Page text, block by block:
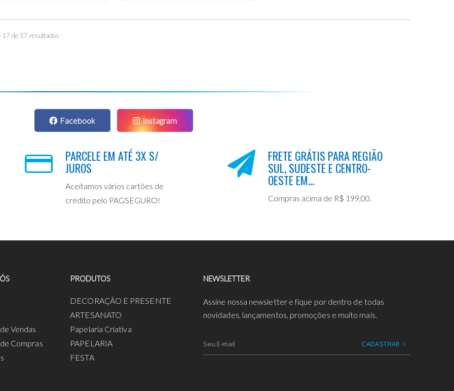
de 17 resultados
Facebook Instagram
PARCELE EM ATÉ 3X S/
JUROS
Aceitamos vários cartões de
crédito pelo PAGSEGURO!
FRETE GRÁTIS PARA REGIÃO
SUL, SUDESTE E CENTRO-
OESTE EM...
Compras acima de R$ 199,00.
Vendas
Compras
PRODUTOS
DECORAÇÃO E PRESENTE
ARTESANATO
Papelaria Criativa
PAPELARIA
FESTA
NEWSLETTER
Assine nossa newsletter e fique por dentro de todas
novidades, lançamentos, promoções e muito mais.
CADASTRAR